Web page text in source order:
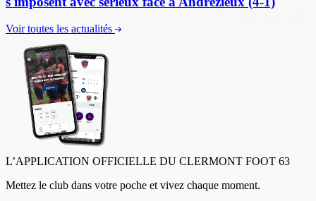
Voir toutes les actualités
L’APPLICATION OFFICIELLE DU CLERMONT FOOT 63
Mettez le club dans votre poche et vivez chaque moment.